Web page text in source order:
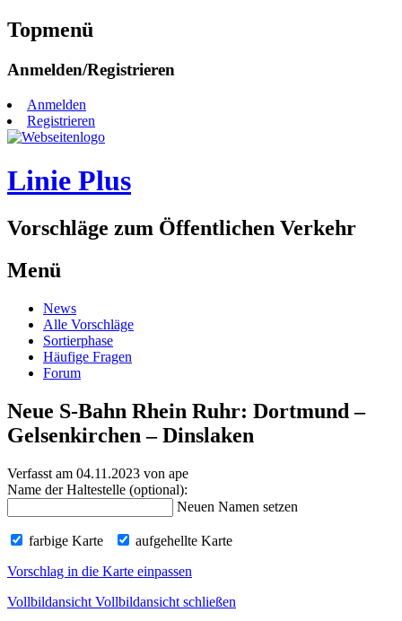
Topmenü
Zum
springen
Anmelden/Registrieren
Anmelden
Registrieren
Linie Plus
Vorschläge zum Öffentlichen Verkehr
Menü
Zum
Inhalt
springen
News
Alle Vorschläge
Sortierphase
Häufige Fragen
Forum
Neue S-Bahn Rhein Ruhr: Dortmund –
Gelsenkirchen – Dinslaken
Verfasst am 04.11.2023 von ape
Name der Haltestelle (optional):
Neuen Namen setzen
farbige Karte
aufgehellte Karte
Vorschlag in die Karte einpassen
Vollbildansicht Vollbildansicht schließen